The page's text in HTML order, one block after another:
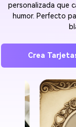
personalizada que
humor. Perfecto
Crea